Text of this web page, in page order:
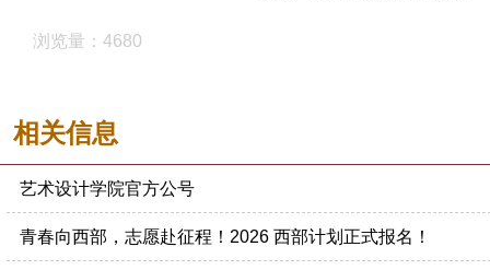
浏览量：4680
相关信息
艺术设计学院官方公号
青春向西部，志愿赴征程！2026 西部计划正式报名！ ​